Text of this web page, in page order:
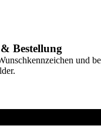
Bestellung
und